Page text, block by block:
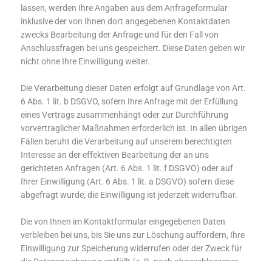
lassen, werden Ihre Angaben aus dem Anfrageformular
inklusive der von Ihnen dort angegebenen Kontaktdaten
zwecks Bearbeitung der Anfrage und für den Fall von
Anschlussfragen bei uns gespeichert. Diese Daten geben wir
nicht ohne Ihre Einwilligung weiter.
Die Verarbeitung dieser Daten erfolgt auf Grundlage von Art.
6 Abs. 1 lit. b DSGVO, sofern Ihre Anfrage mit der Erfüllung
eines Vertrags zusammenhängt oder zur Durchführung
vorvertraglicher Maßnahmen erforderlich ist. In allen übrigen
Fällen beruht die Verarbeitung auf unserem berechtigten
Interesse an der effektiven Bearbeitung der an uns
gerichteten Anfragen (Art. 6 Abs. 1 lit. f DSGVO) oder auf
Ihrer Einwilligung (Art. 6 Abs. 1 lit. a DSGVO) sofern diese
abgefragt wurde; die Einwilligung ist jederzeit widerrufbar.
Die von Ihnen im Kontaktformular eingegebenen Daten
verbleiben bei uns, bis Sie uns zur Löschung auffordern, Ihre
Einwilligung zur Speicherung widerrufen oder der Zweck für